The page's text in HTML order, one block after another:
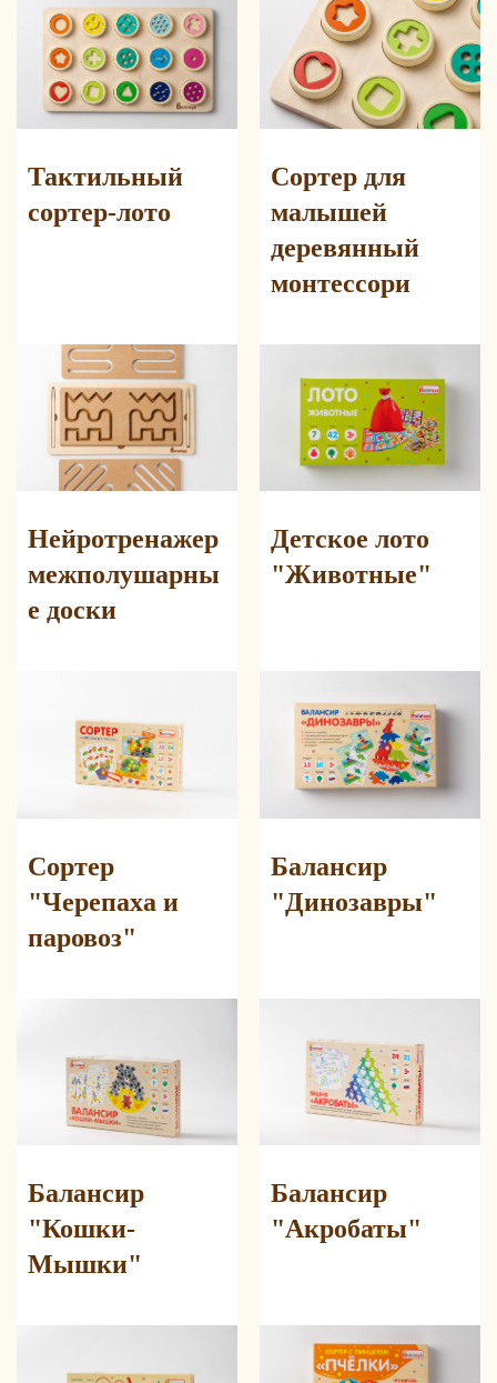
Тактильный
сортер-лото
Сортер для
малышей
деревянный
монтессори
Нейротренажер
межполушарны
е доски
Детское лото
"Животные"
Сортер
"Черепаха и
паровоз"
Балансир
"Динозавры"
Балансир
"Кошки-
Мышки"
Балансир
"Акробаты"
Купить оптом
БЛАГОТВОРИТЕЛЬНОСТИ
читать продолжение